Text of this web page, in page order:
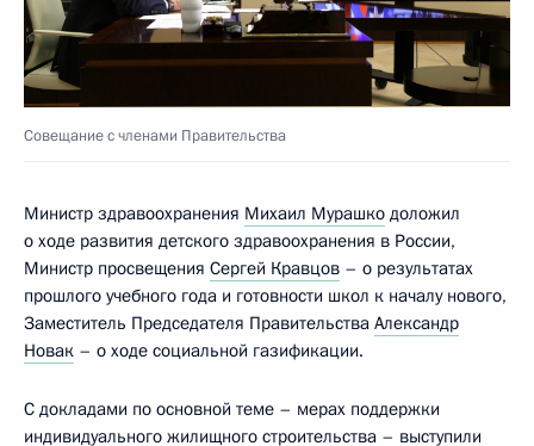
Совещание с членами Правительства
Министр здравоохранения Михаил Мурашко доложил
о ходе развития детского здравоохранения в России,
Министр просвещения Сергей Кравцов – о результатах
прошлого учебного года и готовности школ к началу нового,
Заместитель Председателя Правительства Александр
Новак – о ходе социальной газификации.
С докладами по основной теме – мерах поддержки
индивидуального жилищного строительства – выступили